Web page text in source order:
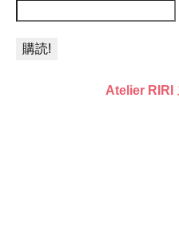
Atelier RIRI